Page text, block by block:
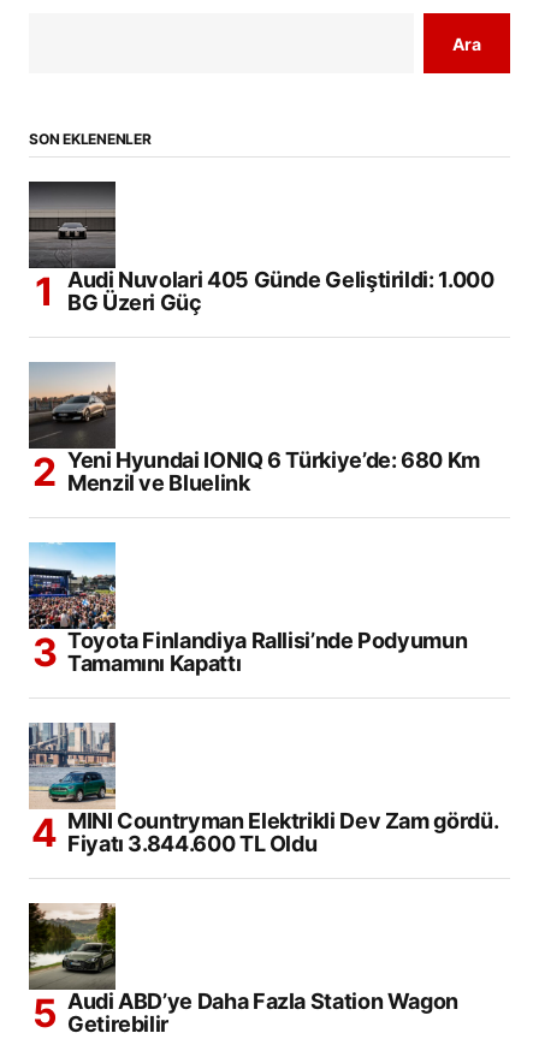
Ara
SON EKLENENLER
Audi Nuvolari 405 Günde Geliştirildi: 1.000
BG Üzeri Güç
Yeni Hyundai IONIQ 6 Türkiye’de: 680 Km
Menzil ve Bluelink
Toyota Finlandiya Rallisi’nde Podyumun
Tamamını Kapattı
MINI Countryman Elektrikli Dev Zam gördü.
Fiyatı 3.844.600 TL Oldu
Audi ABD’ye Daha Fazla Station Wagon
Getirebilir